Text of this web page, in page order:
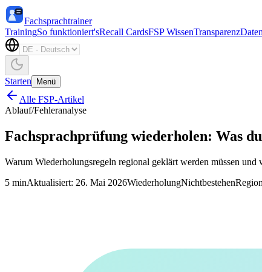
Fachsprachtrainer
TrainingSo funktioniert'sRecall CardsFSP WissenTransparenz
Starten Menü
Alle FSP-Artikel
Ablauf/Fehleranalyse
Fachsprachprüfung wiederholen: Was
Warum Wiederholungsregeln regional geklärt werden müssen und
5 minAktualisiert: 26. Mai 2026WiederholungNichtbestehenRegion